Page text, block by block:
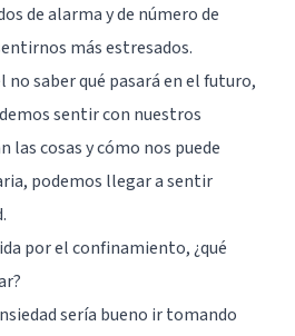
de alarma y de número de
más estresados.
no saber qué pasará en el futuro,
sentir con nuestros
las cosas y cómo nos puede
podemos llegar a sentir
por el confinamiento, ¿qué
sería bueno ir tomando